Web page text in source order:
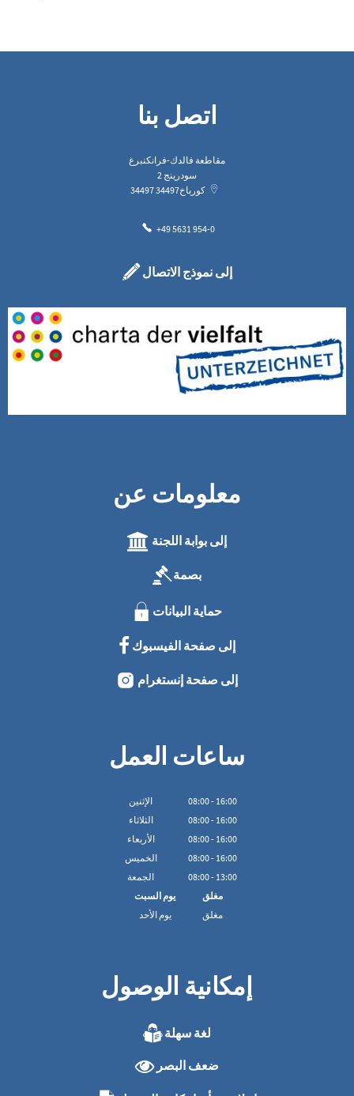
اتصل بنا
مقاطعة فالدك-فرانكنبرغ
سودرينج 2
34497
كورباخ34497
+49 5631 954-0
إلى نموذج الاتصال
معلومات عن
إلى بوابة اللجنة
بصمة
حماية البيانات
إلى صفحة الفيسبوك
إلى صفحة إنستغرام
ساعات العمل
الإثنين 08:00- 16:00
الثلاثاء
08:00- 16:00
الأربعاء
08:00- 16:00
الخميس
08:00- 16:00
الجمعة
08:00- 13:00
يوم السبت
مغلق
يوم الأحد
مغلق
إمكانية الوصول
لغة سهلة
ضعف البصر